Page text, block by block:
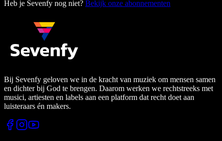
Heb je Sevenfy nog niet? Bekijk onze abonnementen
Bij Sevenfy geloven we in de kracht van muziek om mensen samen
en dichter bij God te brengen. Daarom werken we rechtstreeks met
musici, artiesten en labels aan een platform dat recht doet aan
luisteraars én makers.